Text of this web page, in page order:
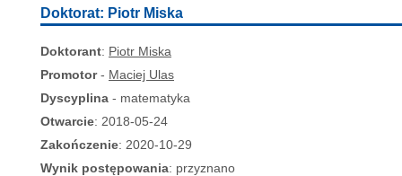
Doktorat: Piotr Miska
Doktorant: Piotr Miska
Promotor- Maciej Ulas
Dyscyplina - matematyka
Otwarcie: 2018-05-24
Zakończenie: 2020-10-29
Wynik postępowania: przyznano